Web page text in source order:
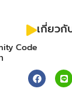
เกี่ยวกั
Code
F
a
c
L
i
n